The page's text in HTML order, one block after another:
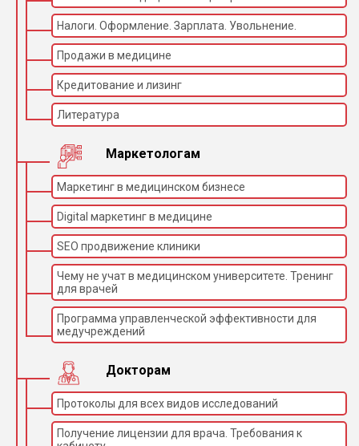
эндоскопия
Налоги. Оформление. Зарплата. Увольнение.
Продажи в медицине
Кредитование и лизинг
Литература
Маркетологам
Маркетинг в медицинском бизнесе
Digital маркетинг в медицине
SEO продвижение клиники
Чему не учат в медицинском университете. Тренинг
для врачей
Программа управленческой эффективности для
медучреждений
Докторам
Протоколы для всех видов исследований
Получение лицензии для врача. Требования к